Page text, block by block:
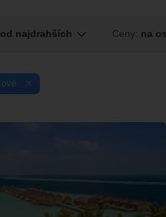
od najdrahších Ceny: na